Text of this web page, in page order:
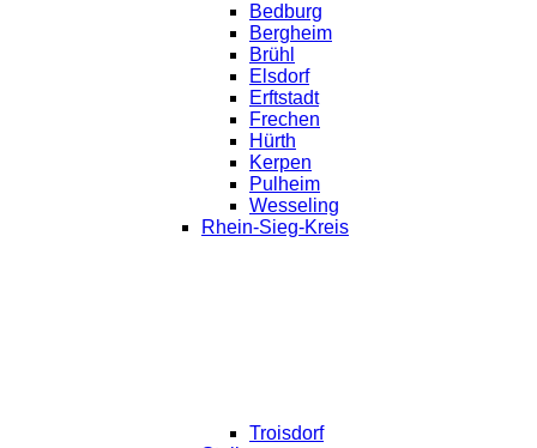
Bedburg
Bergheim
Brühl
Elsdorf
Erftstadt
Frechen
Hürth
Kerpen
Pulheim
Wesseling
Rhein-Sieg-Kreis
Troisdorf